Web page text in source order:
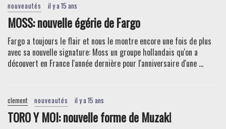
nouveautés il y a 15 ans
MOSS: nouvelle égérie de Fargo
Fargo a toujours le flair et nous le montre encore une fois de plus
avec sa nouvelle signature: Moss un groupe hollandais qu'on a
découvert en France l'année dernière pour l'anniversaire d'une ...
clement nouveautés il y a 15 ans
TORO Y MOI: nouvelle forme de Muzak!